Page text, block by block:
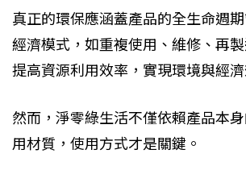
真正的環保應涵蓋產品的全生命週
經濟模式，如重複使用、維修、再製
提高資源利用效率，實現環境與經濟
然而，淨零綠生活不僅依賴產品本
用材質，使用方式才是關鍵。